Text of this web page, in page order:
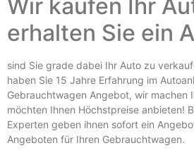
Wir kaufen Ihr
erhalten Sie ein
sind Sie grade dabei Ihr Auto zu
haben Sie 15 Jahre Erfahrung im
Gebrauchtwagen Angebot, wir machen
möchten Ihnen Höchstpreise anbieten!
Experten geben ihnen sofort ein
Angeboten für Ihren Gebrauchtwagen.